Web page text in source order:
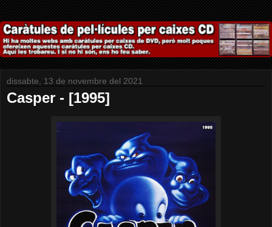
dissabte, 13 de novembre del 2021
Casper - [1995]